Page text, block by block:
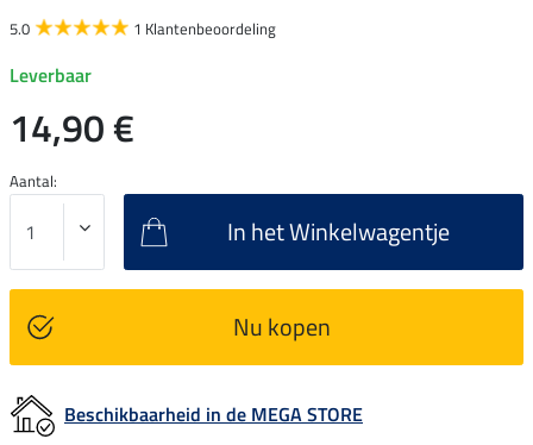
5.0 1 Klantenbeoordeling
Leverbaar
14,90 €
Aantal:
In het Winkelwagentje
Nu kopen
Beschikbaarheid in de MEGA STORE